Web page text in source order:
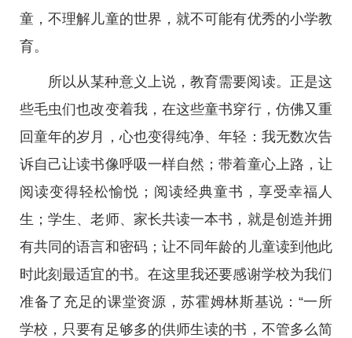
童，不理解儿童的世界，就不可能有优秀的小学教
育。
所以从某种意义上说，教育需要阅读。正是这
些毛虫们也改变着我，在这些童书穿行，仿佛又重
回童年的岁月，心也变得纯净、年轻：我无数次告
诉自己让读书像呼吸一样自然；带着童心上路，让
阅读变得轻松愉悦；阅读经典童书，享受幸福人
生；学生、老师、家长共读一本书，就是创造并拥
有共同的语言和密码；让不同年龄的儿童读到他此
时此刻最适宜的书。在这里我还要感谢学校为我们
准备了充足的课堂资源，苏霍姆林斯基说：“一所
学校，只要有足够多的供师生读的书，不管多么简